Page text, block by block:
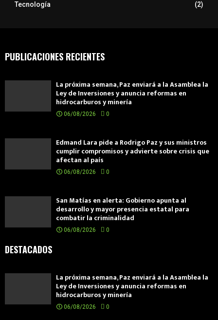
Tecnología
(2)
PUBLICACIONES RECIENTES
La próxima semana, Paz enviará a la Asamblea la
Ley de Inversiones y anuncia reformas en
hidrocarburos y minería
06/08/2026 0
Edmand Lara pide a Rodrigo Paz y sus ministros
cumplir compromisos y advierte sobre crisis que
afectan al país
06/08/2026 0
San Matías en alerta: Gobierno apunta al
desarrollo y mayor presencia estatal para
combatir la criminalidad
06/08/2026 0
DESTACADOS
La próxima semana, Paz enviará a la Asamblea la
Ley de Inversiones y anuncia reformas en
hidrocarburos y minería
06/08/2026 0